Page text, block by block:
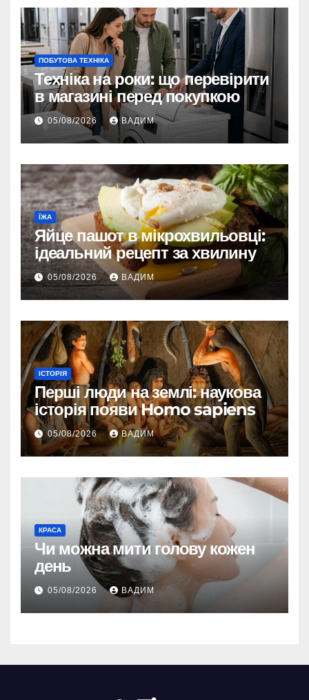
ПОБУТОВА ТЕХНІКА
Техніка на роки: що перевірити
в магазині перед покупкою
05/08/2026 ВАДИМ
ЇЖА
Яйце пашот в мікрохвильовці:
ідеальний рецепт за хвилину
05/08/2026 ВАДИМ
ІСТОРІЯ
Перші люди на землі: наукова
історія появи Homo sapiens
05/08/2026 ВАДИМ
КРАСА
Чи можна мити голову кожен
день
05/08/2026 ВАДИМ